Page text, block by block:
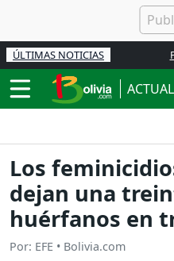
ÚLTIMAS NOTICIAS
Los
dejan una
huérfanos en
Por: EFE • Bolivia.com